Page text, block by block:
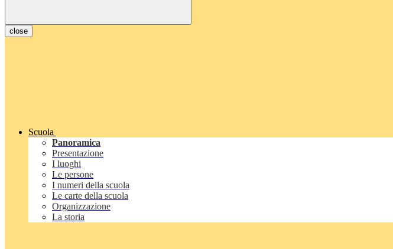
close
Scuola
Panoramica
Presentazione
I luoghi
Le persone
I numeri della scuola
Le carte della scuola
Organizzazione
La storia